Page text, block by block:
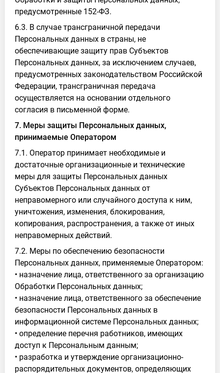
предусмотренные 152-ФЗ.
6.3. В случае трансграничной передачи
Персональных данных в страны, не
обеспечивающие защиту прав Субъектов
Персональных данных, за исключением случаев,
предусмотренных законодательством Российской
Федерации, трансграничная передача
осуществляется на основании отдельного
согласия в письменной форме.
7. Меры защиты Персональных данных,
принимаемые Оператором
7.1. Оператор принимает необходимые и
достаточные организационные и технические
меры для защиты Персональных данных
Субъектов Персональных данных от
неправомерного или случайного доступа к ним,
уничтожения, изменения, блокирования,
копирования, распространения, а также от иных
неправомерных действий.
7.2. Меры по обеспечению безопасности
Персональных данных, применяемые Оператором:
• назначение лица, ответственного за организацию
Обработки Персональных данных;
• назначение лица, ответственного за обеспечение
безопасности Персональных данных в
информационной системе Персональных данных;
• определение перечня работников, имеющих
доступ к Персональным данным;
• разработка и утверждение организационно-
распорядительных документов, определяющих